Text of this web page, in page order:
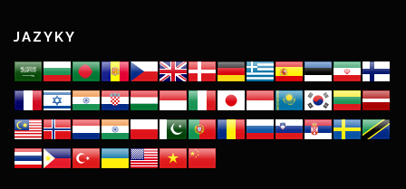
JAZYKY